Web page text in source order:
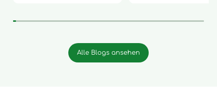
Alle Blogs ansehen